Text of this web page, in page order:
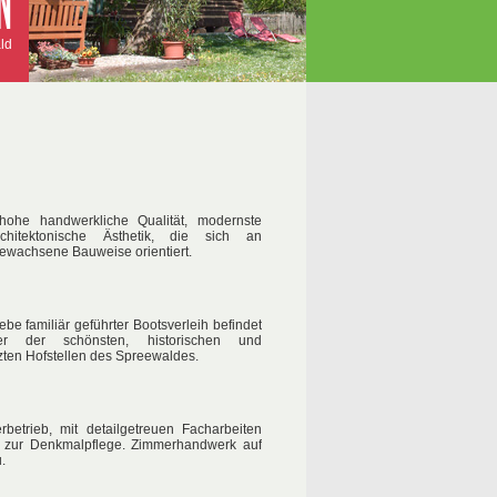
handwerkliche Qualität, modernste
Ästhetik, die sich an
Bauweise orientiert.
familiär geführter Bootsverleih befindet
der schönsten, historischen und
Hofstellen des Spreewaldes.
mit detailgetreuen Facharbeiten
Denkmalpflege. Zimmerhandwerk auf